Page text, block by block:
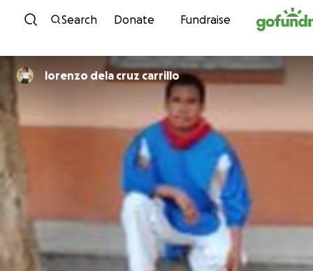
Skip to content
Search Donate Fundraise
lorenzo dela cruz carrillo